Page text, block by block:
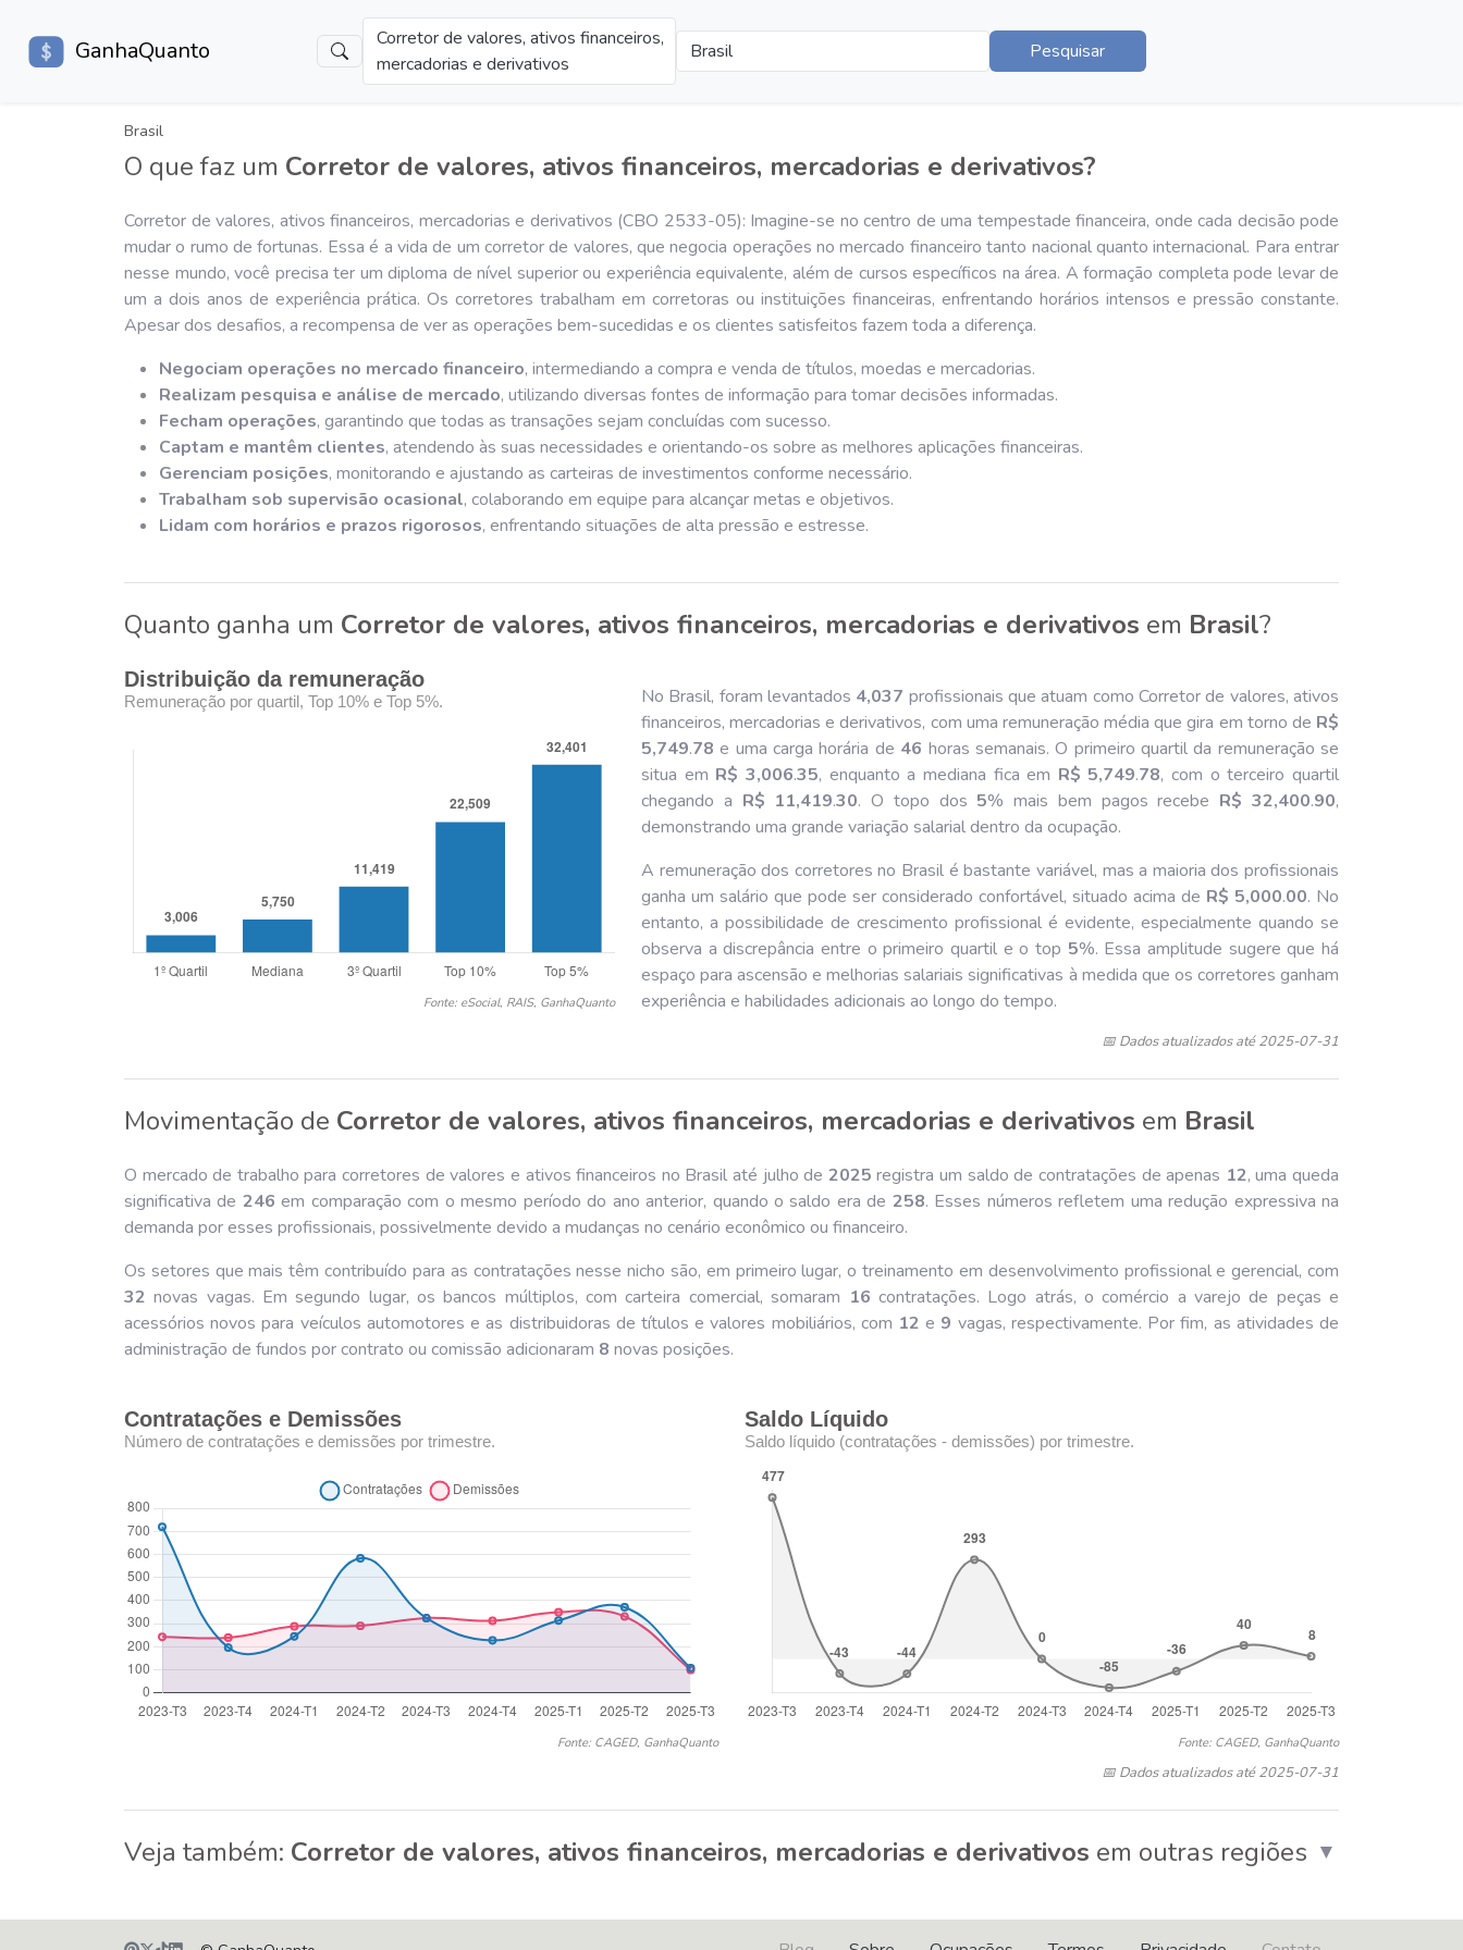
GanhaQuanto
Corretor de valores, ativos financeiros,
mercadorias e derivativos
Brasil Pesquisar
Brasil
O que faz um Corretor de valores, ativos financeiros, mercadorias e derivativos?
Corretor de valores, ativos financeiros, mercadorias e derivativos (CBO 2533-05): Imagine-se no centro de uma tempestade financeira, onde cada decisão pode
mudar o rumo de fortunas. Essa é a vida de um corretor de valores, que negocia operações no mercado financeiro tanto nacional quanto internacional. Para entrar
nesse mundo, você precisa ter um diploma de nível superior ou experiência equivalente, além de cursos específicos na área. A formação completa pode levar de
um a dois anos de experiência prática. Os corretores trabalham em corretoras ou instituições financeiras, enfrentando horários intensos e pressão constante.
Apesar dos desafios, a recompensa de ver as operações bem-sucedidas e os clientes satisfeitos fazem toda a diferença.
Negociam operações no mercado financeiro, intermediando a compra e venda de títulos, moedas e mercadorias.
Realizam pesquisa e análise de mercado, utilizando diversas fontes de informação para tomar decisões informadas.
Fecham operações, garantindo que todas as transações sejam concluídas com sucesso.
Captam e mantêm clientes, atendendo às suas necessidades e orientando-os sobre as melhores aplicações financeiras.
Gerenciam posições, monitorando e ajustando as carteiras de investimentos conforme necessário.
Trabalham sob supervisão ocasional, colaborando em equipe para alcançar metas e objetivos.
Lidam com horários e prazos rigorosos, enfrentando situações de alta pressão e estresse.
Quanto ganha um Corretor de valores, ativos financeiros, mercadorias e derivativos em Brasil?
Distribuição da remuneração
Remuneração por quartil, Top 10% e Top 5%.
Fonte: eSocial, RAIS, GanhaQuanto
No Brasil, foram levantados 4,037 profissionais que atuam como Corretor de valores, ativos
financeiros, mercadorias e derivativos, com uma remuneração média que gira em torno de R$
5,749.78 e uma carga horária de 46 horas semanais. O primeiro quartil da remuneração se
situa em R$ 3,006.35, enquanto a mediana fica em R$ 5,749.78, com o terceiro quartil
chegando a R$ 11,419.30. O topo dos 5% mais bem pagos recebe R$ 32,400.90,
demonstrando uma grande variação salarial dentro da ocupação.
A remuneração dos corretores no Brasil é bastante variável, mas a maioria dos profissionais
ganha um salário que pode ser considerado confortável, situado acima de R$ 5,000.00. No
entanto, a possibilidade de crescimento profissional é evidente, especialmente quando se
observa a discrepância entre o primeiro quartil e o top 5%. Essa amplitude sugere que há
espaço para ascensão e melhorias salariais significativas à medida que os corretores ganham
experiência e habilidades adicionais ao longo do tempo.
📅 Dados atualizados até 2025-07-31
Movimentação de Corretor de valores, ativos financeiros, mercadorias e derivativos em Brasil
O mercado de trabalho para corretores de valores e ativos financeiros no Brasil até julho de 2025 registra um saldo de contratações de apenas 12, uma queda
significativa de 246 em comparação com o mesmo período do ano anterior, quando o saldo era de 258. Esses números refletem uma redução expressiva na
demanda por esses profissionais, possivelmente devido a mudanças no cenário econômico ou financeiro.
Os setores que mais têm contribuído para as contratações nesse nicho são, em primeiro lugar, o treinamento em desenvolvimento profissional e gerencial, com
32 novas vagas. Em segundo lugar, os bancos múltiplos, com carteira comercial, somaram 16 contratações. Logo atrás, o comércio a varejo de peças e
acessórios novos para veículos automotores e as distribuidoras de títulos e valores mobiliários, com 12 e 9 vagas, respectivamente. Por fim, as atividades de
administração de fundos por contrato ou comissão adicionaram 8 novas posições.
Contratações e Demissões
Número de contratações e demissões por trimestre.
Fonte: CAGED, GanhaQuanto
Saldo Líquido
Saldo líquido (contratações - demissões) por trimestre.
Fonte: CAGED, GanhaQuanto
📅 Dados atualizados até 2025-07-31
Veja também: Corretor de valores, ativos financeiros, mercadorias e derivativos em outras regiões ▼